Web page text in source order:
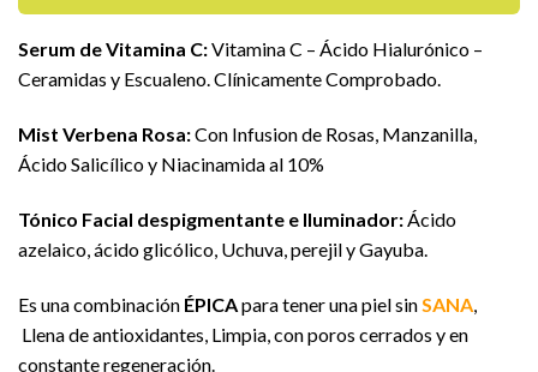
Serum de Vitamina C:Vitamina C – Ácido Hialurónico –
Ceramidas y Escualeno. Clínicamente Comprobado.
Mist Verbena Rosa:Con Infusion de Rosas, Manzanilla,
Ácido Salicílico y Niacinamida al 10%
Tónico Facial despigmentante e Iluminador:Ácido
azelaico, ácido glicólico, Uchuva, perejil y Gayuba.
Es una combinación ÉPICApara tener una piel sinSANA,
Llena de antioxidantes, Limpia, con poros cerrados y en
constante regeneración.